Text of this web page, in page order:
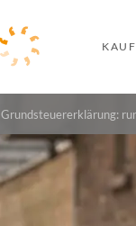
KAUF
Grundsteuererklärung: